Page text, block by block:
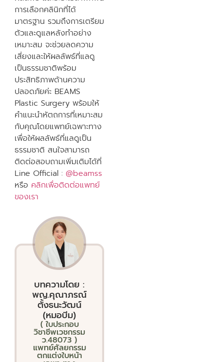
การเลือกคลินิกที่ได้
มาตรฐาน รวมถึงการเตรียม
ตัวและดูแลหลังทำอย่าง
เหมาะสม จะช่วยลดความ
เสี่ยงและให้ผลลัพธ์ที่แลดู
เป็นธรรมชาติพร้อม
ประสิทธิภาพด้านความ
ปลอดภัยค่ะ BEAMS
Plastic Surgery พร้อมให้
คำแนะนำหัตถการที่เหมาะสม
กับคุณโดยแพทย์เฉพาะทาง
เพื่อให้ผลลัพธ์ที่แลดูเป็น
ธรรมชาติ สนใจสามารถ
ติดต่อสอบถามเพิ่มเติมได้ที่
Line Official : @beamss
หรือ คลิกเพื่อติดต่อแพทย์
ของเรา
บทความโดย :
พญ.คุณาภรณ์
ตั้งธนะวัฒน์
(หมอบีม)
( ใบประกอบ
วิชาชีพเวชกรรม
ว.48073 )
แพทย์ศัลยกรรม
ตกแต่งใบหน้า